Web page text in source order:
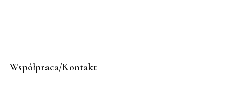
Współpraca/Kontakt